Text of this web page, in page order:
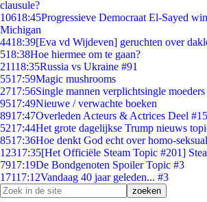
clausule?
10618:45Progressieve Democraat El-Sayed
Michigan
4418:39[Eva vd Wijdeven] geruchten over
518:38Hoe hiermee om te gaan?
21118:35Russia vs Ukraine #91
5517:59Magic mushrooms
2717:56Single mannen verplichtsingle moeders
9517:49Nieuwe / verwachte boeken
8917:47Overleden Acteurs & Actrices Deel #15
5217:44Het grote dagelijkse Trump nieuws
8517:36Hoe denkt God echt over homo-
12317:35[Het Officiële Steam Topic #201]
7917:19De Bondgenoten Spoiler Topic #3
17117:12Vandaag 40 jaar geleden... #3